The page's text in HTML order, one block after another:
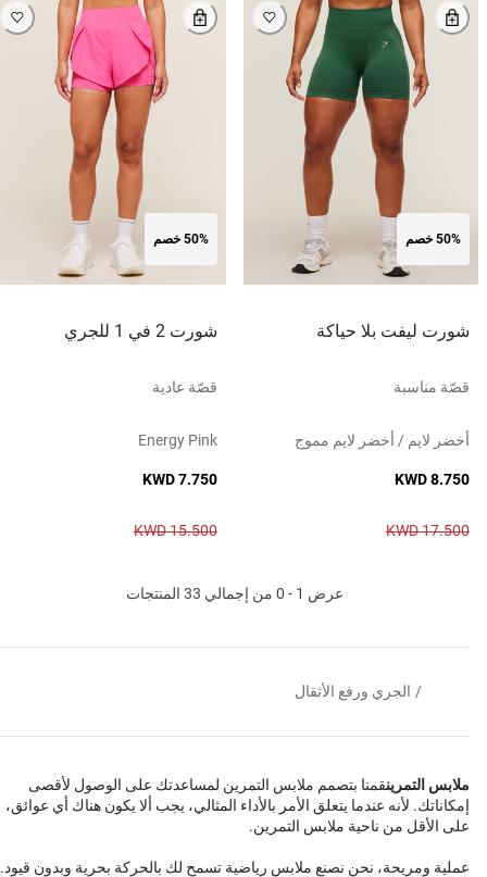
50% خصم
شورت ليفت بلا حياكة
قصّة مناسبة
أخضر لايم / أخضر لايم مموج
KWD 8.750
KWD 17.500
50% خصم
شورت 2 في 1 للجري
قصّة عادية
Energy Pink
KWD 7.750
KWD 15.500
عرض 1 - 0 من إجمالي 33 المنتجات
/ الجري ورفع الأثقال
ملابس التمرينقمنا بتصمم ملابس التمرين لمساعدتك على الوصول لأقصى
إمكاناتك. لأنه عندما يتعلق الأمر بالأداء المثالي، يجب ألا يكون هناك أي عوائق،
على الأقل من ناحية ملابس التمرين.
عملية ومريحة، نحن نصنع ملابس رياضية تسمح لك بالحركة بحرية وبدون قيود.